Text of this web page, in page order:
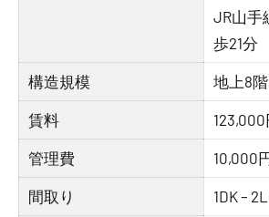
JR山手
歩21分
構造規模 地上8階
賃料
管理費 10,000
間取り 1DK –